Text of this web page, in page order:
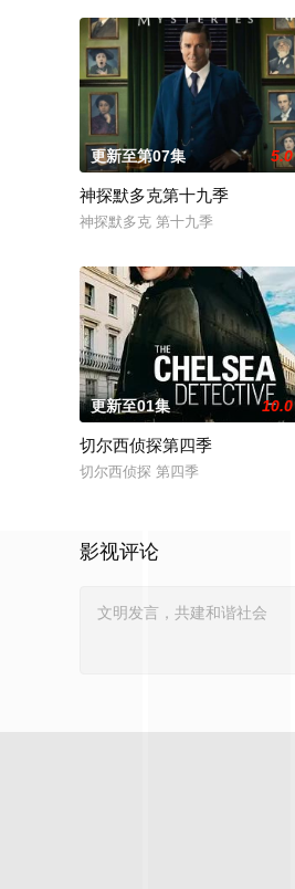
更新至第07集 5.0
神探默多克第十九季
神探默多克 第十九季
更新至01集 10.0
切尔西侦探第四季
切尔西侦探 第四季
影视评论